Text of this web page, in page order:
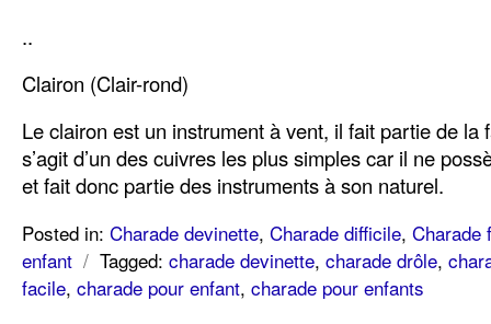
..
Clairon (Clair-rond)
Leclairon est un instrument à vent, il fait partie de la
s’agit d’un des cuivres les plus simples car il ne
et fait donc partie des instruments à son naturel.
Posted in: Charade devinette, Charade difficile, Charade
enfant / Tagged: charade devinette, charade drôle,
facile, charade pour enfant, charade pour enfants